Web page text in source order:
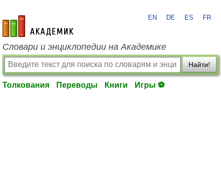
academic.ru
EN DE ES FR
Словари и энциклопедии на Академике
Найти!
Толкования Переводы Книги Игры ⚽